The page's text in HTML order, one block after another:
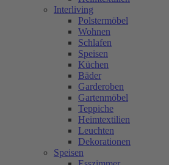
Interliving
Polstermöbel
Wohnen
Schlafen
Speisen
Küchen
Bäder
Garderoben
Gartenmöbel
Teppiche
Heimtextilien
Leuchten
Dekorationen
Speisen